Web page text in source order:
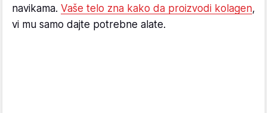
navikama. Vaše telo zna kako da proizvodi kolagen,
vi mu samo dajte potrebne alate.